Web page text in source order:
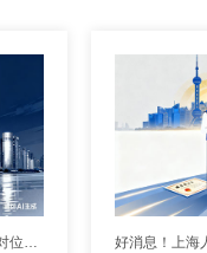
深入了解上海市人才引进落户详情，选对位置高效落户